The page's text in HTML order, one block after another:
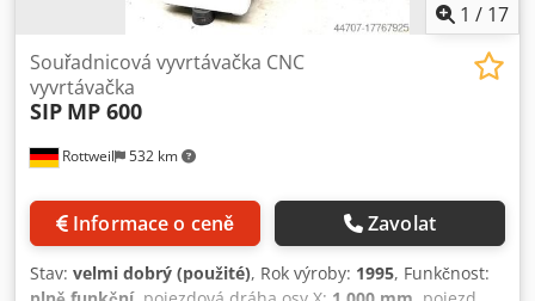
1 / 17
Rottweil 532 km
Souřadnicová vyvrtávačka CNC
vyvrtávačka
SIP MP 600
Informace o ceně Zavolat
Stav: velmi dobrý (použité), Rok výroby: 1995, Funkčnost: